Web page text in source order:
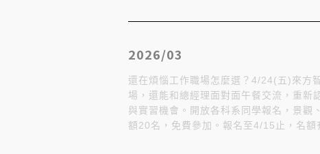
2026/03
還在煩惱工作職場怎麼選？4/24(五)來方
場，還能和總經理面對面午餐交流，重新
與實習機會。開放各科系同學報名，景觀
額20名，免費參加。報名至4/15止，名額